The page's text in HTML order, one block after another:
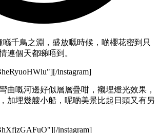
喺千鳥之淵，盛放嘅時候，啲櫻花密到只
連個天都睇唔到。
instagram]
曲嘅河邊好似層層疊咁，襯埋燈光效果，
加埋幾艘小船，呢啲美景比起日頭又有另
instagram]